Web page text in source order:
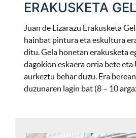
ERAKUSKETA
Juan de Lizarazu Erakusketa
hainbat pintura eta eskultura
ditu. Gela honetan erakusketa
dagokion eskaera orria bete eta
aurkeztu behar duzu. Era
duzunaren lagin bat (8 – 10